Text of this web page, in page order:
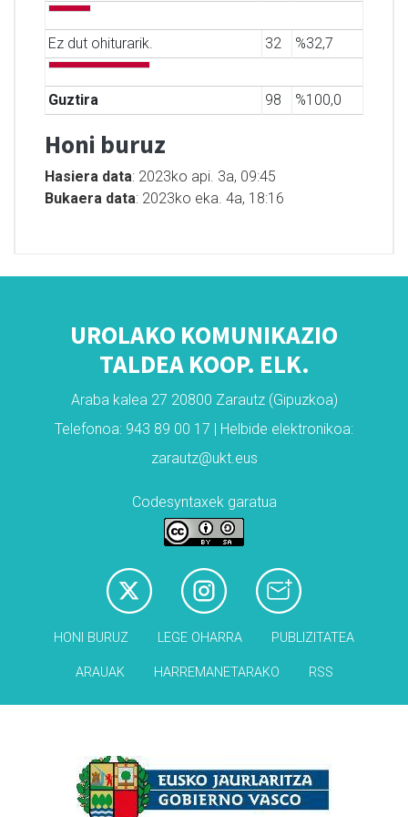
Ez dut ohiturarik. 32 %32,7
Guztira 98 %100,0
Honi buruz
Hasiera data: 2023ko api. 3a, 09:45
Bukaera data: 2023ko eka. 4a, 18:16
UROLAKO KOMUNIKAZIO
TALDEA KOOP. ELK.
Araba kalea 27 20800 Zarautz (Gipuzkoa)
Telefonoa: 943 89 00 17 | Helbide elektronikoa:
zarautz@ukt.eus
Codesyntaxek garatua
HONI BURUZ LEGE OHARRA PUBLIZITATEA
ARAUAK HARREMANETARAKO RSS